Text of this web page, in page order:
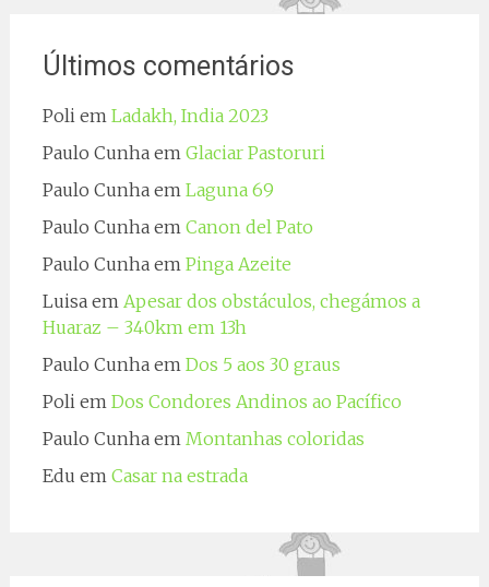
Últimos comentários
Poliem Ladakh, India 2023
Paulo Cunhaem Glaciar Pastoruri
Paulo Cunhaem Laguna 69
Paulo Cunhaem Canon del Pato
Paulo Cunhaem Pinga Azeite
Luisaem Apesar dos obstáculos, chegámos a
Huaraz – 340km em 13h
Paulo Cunhaem Dos 5 aos 30 graus
Poliem Dos Condores Andinos ao Pacífico
Paulo Cunhaem Montanhas coloridas
Edu em Casar na estrada